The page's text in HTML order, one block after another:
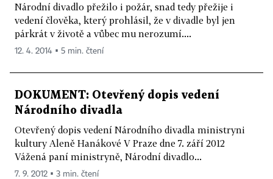
Národní divadlo přežilo i požár, snad tedy přežije i
vedení člověka, který prohlásil, že v divadle byl jen
párkrát v životě a vůbec mu nerozumí....
12. 4. 2014 ▪ 5 min. čtení
DOKUMENT: Otevřený dopis vedení
Národního divadla
Otevřený dopis vedení Národního divadla ministryni
kultury Aleně Hanákové V Praze dne 7. září 2012
Vážená paní ministryně, Národní divadlo...
7. 9. 2012 ▪ 3 min. čtení